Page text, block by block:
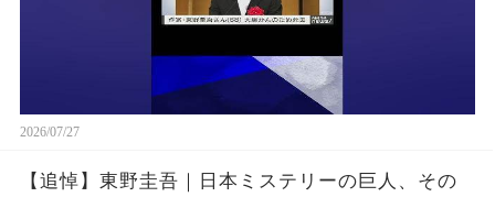
2026/07/27
【追悼】東野圭吾｜日本ミステリーの巨人、その